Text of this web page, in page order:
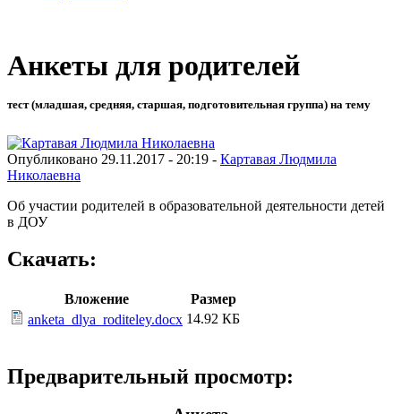
Анкеты для родителей
тест (младшая, средняя, старшая, подготовительная группа) на тему
Опубликовано 29.11.2017 - 20:19 - Картавая Людмила
Николаевна
Об участии родителей в образовательной деятельности детей
в ДОУ
Скачать:
Вложение
Размер
anketa_dlya_roditeley.docx 14.92 КБ
Предварительный просмотр: